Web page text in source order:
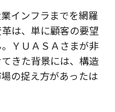
インフラまでを網羅
は、単に顧客の要望
ＹＵＡＳＡさまが非
きた背景には、構造
の捉え方があったは